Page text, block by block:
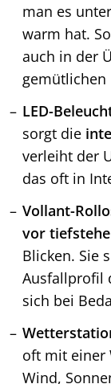
man es
warm hat.
auch in der
gemütlichen
LED-
sorgt die
verleiht der
das oft in
Vollant-
vor
Blicken. Sie
Ausfallprofil
sich bei
oft mit einer
Wind,